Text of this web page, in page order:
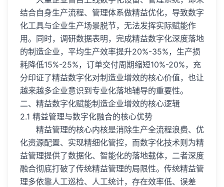
结合自身生产流程、管理体系做精益优化，导致数字
化工具与企业生产场景脱节，无法发挥实际赋能作
用。同时，调研数据表明，完成精益数字化深度落地
的制造企业，平均生产效率提升20%-35%，生产损
耗降低15%-25%，订单交付周期缩短10%-20%，充
分印证了精益数字化对制造业增效的核心价值，也让
越来越多企业意识到专业化落地辅导的重要性。
二、精益数字化赋能制造企业增效的核心逻辑
2.1 精益管理与数字化融合的核心优势
精益管理的核心内核是消除生产全流程浪费、优
化资源配置、实现精细化管控，而数字化技术则为精
益管理提供了数据化、智能化的落地载体，二者深度
融合彻底打破了传统精益管理的局限性。传统精益管
理多依靠人工巡检、人工统计，存在效率低、误差